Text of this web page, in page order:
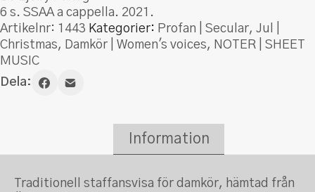
Östergötland
(SSAA)
mängd
6 s. SSAA a cappella. 2021.
Artikelnr: 1443 Kategorier: Profan | Secular, Jul |
Christmas, Damkör | Women's voices, NOTER | SHEET
MUSIC
Dela:
Information
Traditionell staffansvisa för damkör, hämtad från